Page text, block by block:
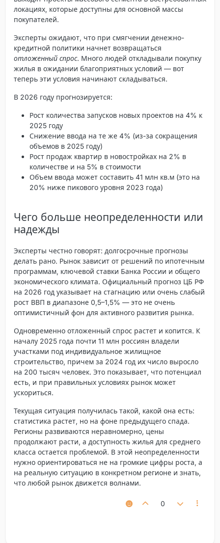
локациях, которые доступны для основной массы
покупателей.
Эксперты ожидают, что при смягчении денежно-
кредитной политики начнет возвращаться
отложенный спрос. Много людей откладывали покупку
жилья в ожидании благоприятных условий — вот
теперь эти условия начинают складываться.
В 2026 году прогнозируется:
Рост количества запусков новых проектов на 4% к
2025 году
Снижение ввода на те же 4% (из-за сокращения
объемов в 2025 году)
Рост продаж квартир в новостройках на 2% в
количестве и на 5% в стоимости
Объем ввода может составить 41 млн кв.м (это на
20% ниже пикового уровня 2023 года)
Чего больше неопределенности или
надежды
Эксперты честно говорят: долгосрочные прогнозы
делать рано. Рынок зависит от решений по ипотечным
программам, ключевой ставки Банка России и общего
экономического климата. Официальный прогноз ЦБ РФ
на 2026 год указывает на стагнацию или очень слабый
рост ВВП в диапазоне 0,5–1,5% — это не очень
оптимистичный фон для активного развития рынка.
Одновременно отложенный спрос растет и копится. К
началу 2025 года почти 11 млн россиян владели
участками под индивидуальное жилищное
строительство, причем за 2024 год их число выросло
на 200 тысяч человек. Это показывает, что потенциал
есть, и при правильных условиях рынок может
ускориться.
Текущая ситуация получилась такой, какой она есть:
статистика растет, но на фоне предыдущего спада.
Регионы развиваются неравномерно, цены
продолжают расти, а доступность жилья для среднего
класса остается проблемой. В этой неопределенности
нужно ориентироваться не на громкие цифры роста, а
на реальную ситуацию в конкретном регионе и знать,
что любой рынок движется волнами.
0